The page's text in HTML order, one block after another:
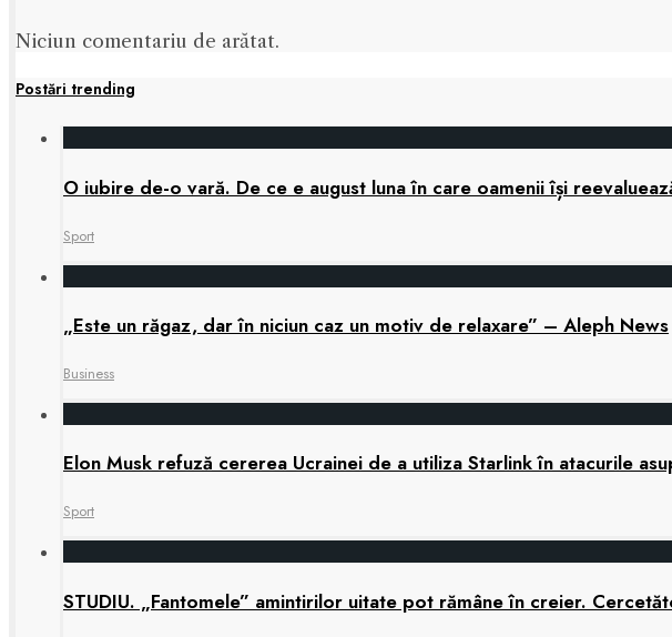
Niciun comentariu de arătat.
Postări trending
O iubire de-o vară. De ce e august luna în care oamenii își
Sport
„Este un răgaz, dar în niciun caz un motiv de relaxare” – Aleph News
Business
Elon Musk refuză cererea Ucrainei de a utiliza Starlink în atacurile
Sport
STUDIU. „Fantomele” amintirilor uitate pot rămâne în creier.